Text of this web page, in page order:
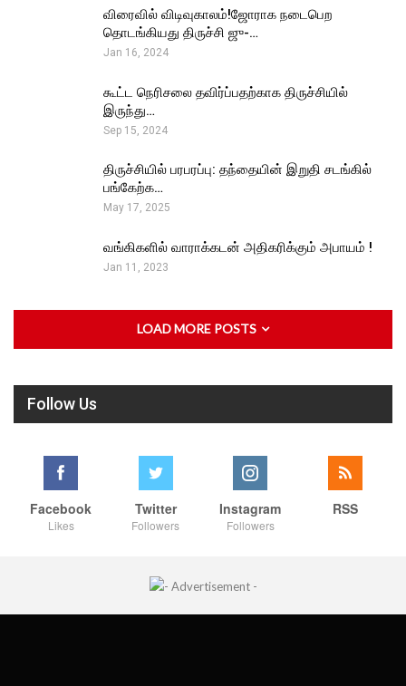
விரைவில் விடிவுகாலம்!ஜோராக நடைபெற
தொடங்கியது திருச்சி ஜு-…
Jan 16, 2024
கூட்ட நெரிசலை தவிர்ப்பதற்காக திருச்சியில்
இருந்து…
Sep 15, 2024
திருச்சியில் பரபரப்பு: தந்தையின் இறுதி சடங்கில்
பங்கேற்க…
May 17, 2025
வங்கிகளில் வாராக்கடன் அதிகரிக்கும் அபாயம் !
Jan 11, 2023
LOAD MORE POSTS
Follow Us
Facebook
Likes
Twitter
Followers
Instagram
Followers
RSS